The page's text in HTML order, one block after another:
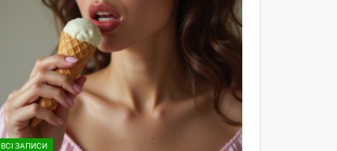
ВСІ ЗАПИСИ